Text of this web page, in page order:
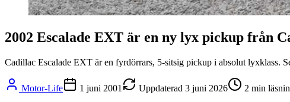
2002 Escalade EXT är en ny lyx pickup från
Cadillac Escalade EXT är en fyrdörrars, 5-sitsig pickup i absolut lyxklass.
Motor-Life 1 juni 2001 Uppdaterad 3 juni 2026 2 min